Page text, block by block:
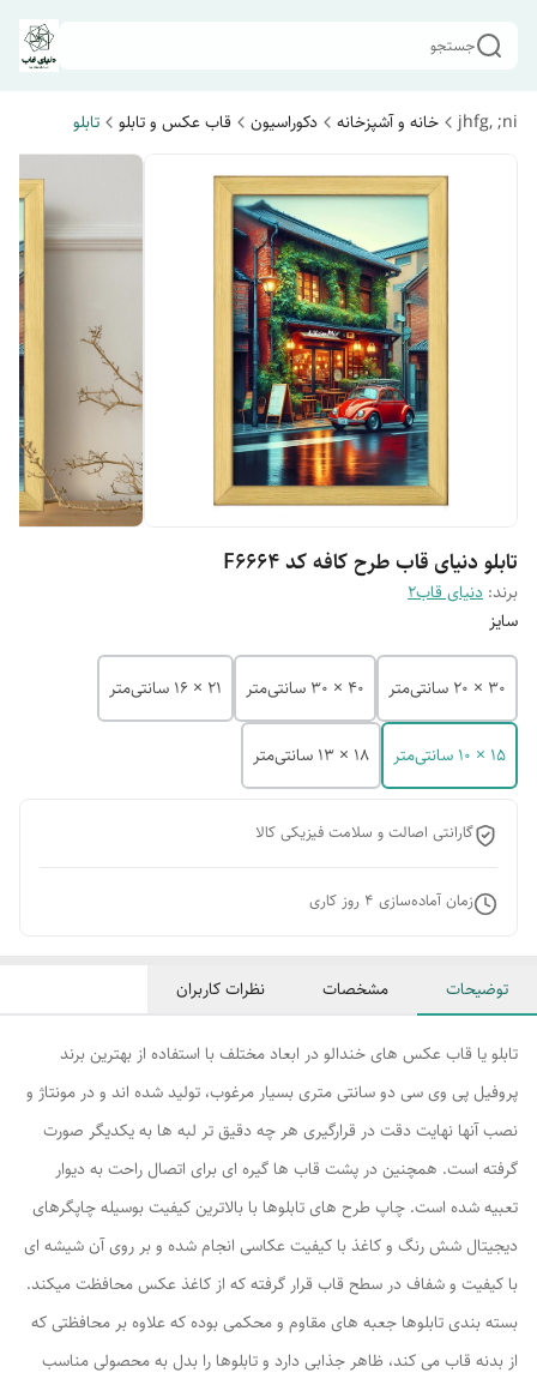
جستجو
jhfg, ;ni خانه و آشپزخانه دکوراسیون قاب عکس و تابلو تابلو
تابلو دنیای قاب طرح کافه کد F6664
برند: دنیای قاب2
سایز
30 × 20 سانتی‌متر 40 × 30 سانتی‌متر 21 × 16 سانتی‌متر
15 × 10 سانتی‌متر 18 × 13 سانتی‌متر
گارانتی اصالت و سلامت فیزیکی کالا
زمان آماده‌سازی 4 روز کاری
توضیحات مشخصات نظرات کاربران
تابلو یا قاب عکس های خندالو در ابعاد مختلف با استفاده از بهترین برند
پروفیل پی وی سی دو سانتی متری بسیار مرغوب، تولید شده اند و در مونتاژ و
نصب آنها نهایت دقت در قرارگیری هر چه دقیق تر لبه ها به یکدیگر صورت
گرفته است. همچنین در پشت قاب ها گیره ای برای اتصال راحت به دیوار
تعبیه شده است. چاپ طرح های تابلوها با بالاترین کیفیت بوسیله چاپگرهای
دیجیتال شش رنگ و کاغذ با کیفیت عکاسی انجام شده و بر روی آن شیشه ای
با کیفیت و شفاف در سطح قاب قرار گرفته که از کاغذ عکس محافظت میکند.
بسته بندی تابلوها جعبه های مقاوم و محکمی بوده که علاوه بر محافظتی که
از بدنه قاب می کند، ظاهر جذابی دارد و تابلوها را بدل به محصولی مناسب